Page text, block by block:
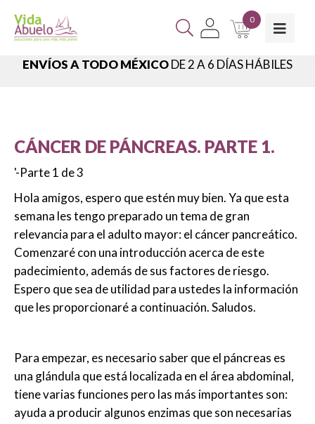
0
ENVÍOS A TODO MÉXICODE 2 A 6 DÍAS HÁBILES
CÁNCER DE PÁNCREAS. PARTE 1.
'-Parte 1 de 3
Hola amigos, espero que estén muy bien. Ya que esta
semana les tengo preparado un tema de gran
relevancia para el adulto mayor: el cáncer pancreático.
Comenzaré con una introducción acerca de este
padecimiento, además de sus factores de riesgo.
Espero que sea de utilidad para ustedes la información
que les proporcionaré a continuación. Saludos.
Para empezar, es necesario saber que el páncreas es
una glándula que está localizada en el área abdominal,
tiene varias funciones pero las más importantes son:
ayuda a producir algunos enzimas que son necesarias